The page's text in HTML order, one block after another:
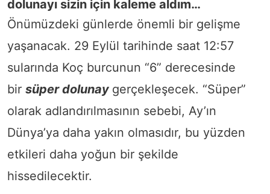
dolunayı sizin için kaleme aldım…
Önümüzdeki günlerde önemli bir gelişme
yaşanacak. 29 Eylül tarihinde saat 12:57
sularında Koç burcunun “6” derecesinde
bir süper dolunay gerçekleşecek. “Süper”
olarak adlandırılmasının sebebi, Ay’ın
Dünya’ya daha yakın olmasıdır, bu yüzden
etkileri daha yoğun bir şekilde
hissedilecektir.